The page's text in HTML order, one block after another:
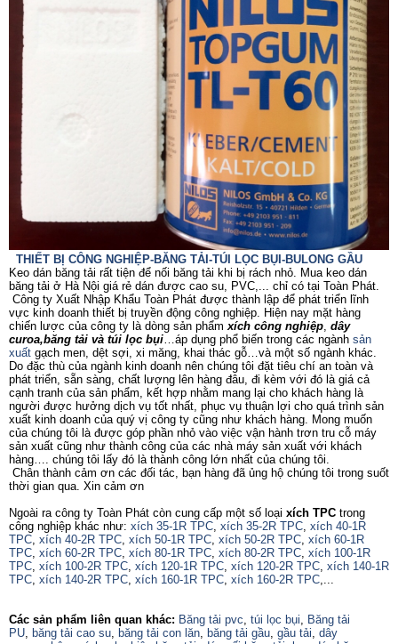
THIẾT BỊ CÔNG NGHIỆP-BĂNG TẢI-TÚI LỌC BỤI-BULONG GẦU
Keo dán băng tải rất tiện để nối băng tải khi bị rách nhỏ. Mua keo dán
băng tải ở Hà Nội giá rẻ dán được cao su, PVC,... chỉ có tại Toàn Phát.
Công ty Xuất Nhập Khẩu Toàn Phát được thành lập để phát triển lĩnh
vực kinh doanh thiết bị truyền động công nghiệp. Hiện nay mặt hàng
chiến lược của công ty là dòng sản phẩmxích công nghiệp, dây
curoa,băng tải và túi lọc bụi…áp dụng phổ biến trong các ngành sản
xuất gạch men, dệt sợi, xi măng, khai thác gỗ…và một số ngành khác.
Do đặc thù của ngành kinh doanh nên chúng tôi đặt tiêu chí an toàn và
phát triển, sẵn sàng, chất lượng lên hàng đâu, đi kèm với đó là giá cả
cạnh tranh của sản phẩm, kết hợp nhằm mang lại cho khách hàng là
người được hưởng dịch vụ tốt nhất, phục vụ thuận lợi cho quá trình sản
xuất kinh doanh của quý vị công ty cũng như khách hàng. Mong muốn
của chúng tôi là được góp phần nhỏ vào việc vận hành trơn tru cỗ máy
sản xuất cũng như thành công của các nhà máy sản xuất với khách
hàng…. chúng tôi lấy đó là thành công lớn nhất của chúng tôi.
Chân thành cảm ơn các đối tác, bạn hàng đã ủng hộ chúng tôi trong suốt
thời gian qua. Xin cảm ơn
Ngoài ra công ty Toàn Phát còn cung cấp một số loại xích TPC trong
công nghiệp khác như: xích 35-1R TPC, xích 35-2R TPC, xích 40-1R
TPC, xích 40-2R TPC, xích 50-1R TPC, xích 50-2R TPC, xích 60-1R
TPC, xích 60-2R TPC, xích 80-1R TPC, xích 80-2R TPC, xích 100-1R
TPC, xích 100-2R TPC, xích 120-1R TPC, xích 120-2R TPC, xích 140-1R
TPC, xích 140-2R TPC, xích 160-1R TPC, xích 160-2R TPC,...
Các sản phẩm liên quan khác: Băng tải pvc, túi lọc bụi, Băng tải
PU, băng tải cao su, băng tải con lăn, băng tải gầu, gầu tải, dây